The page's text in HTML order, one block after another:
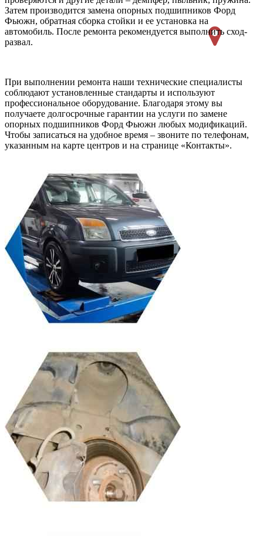
Затем производится замена опорных подшипников Форд
Фьюжн, обратная сборка стойки и ее установка на
автомобиль. После ремонта рекомендуется выполнить сход-
развал.
При выполнении ремонта наши технические специалисты
соблюдают установленные стандарты и используют
профессиональное оборудование. Благодаря этому вы
получаете долгосрочные гарантии на услуги по замене
опорных подшипников Форд Фьюжн любых модификаций.
Чтобы записаться на удобное время – звоните по телефонам,
указанным на карте центров и на странице «Контакты».